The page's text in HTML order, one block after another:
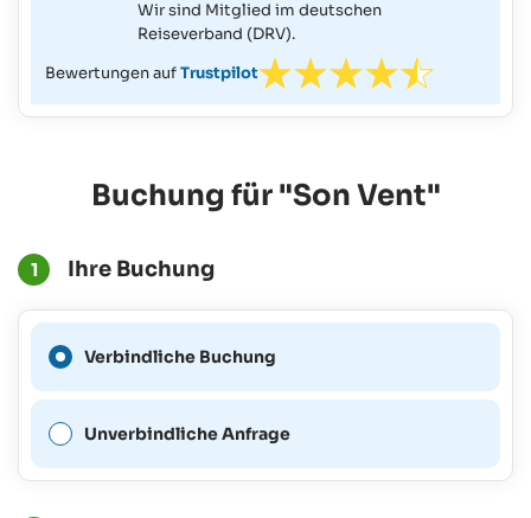
Wir sind Mitglied im deutschen
Reiseverband (DRV).
Bewertungen aufTrustpilot
Buchung für "Son Vent"
1 Ihre Buchung
Verbindliche Buchungist für diesen Zeitraum nicht
Unverbindliche Anfrage